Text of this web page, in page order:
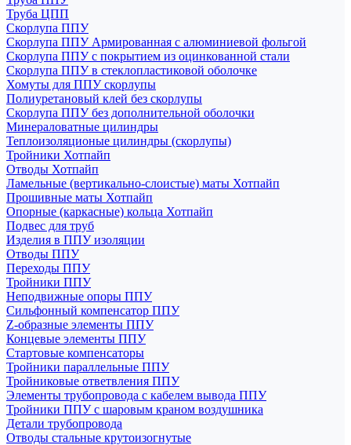
Труба ЦПП
Скорлупа ППУ
Скорлупа ППУ Армированная с алюминиевой фольгой
Скорлупа ППУ с покрытием из оцинкованной стали
Скорлупа ППУ в стеклопластиковой оболочке
Хомуты для ППУ скорлупы
Полиуретановый клей без скорлупы
Скорлупа ППУ без дополнительной оболочки
Минераловатные цилиндры
Теплоизоляционые цилиндры (скорлупы)
Тройники Хотпайп
Отводы Хотпайп
Ламельные (вертикально-слоистые) маты Хотпайп
Прошивные маты Хотпайп
Опорные (каркасные) кольца Хотпайп
Подвес для труб
Изделия в ППУ изоляции
Отводы ППУ
Переходы ППУ
Тройники ППУ
Неподвижные опоры ППУ
Cильфонный компенсатор ППУ
Z-образные элементы ППУ
Концевые элементы ППУ
Стартовые компенсаторы
Тройники параллельные ППУ
Тройниковые ответвления ППУ
Элементы трубопровода с кабелем вывода ППУ
Тройники ППУ с шаровым краном воздушника
Детали трубопровода
Отводы стальные крутоизогнутые